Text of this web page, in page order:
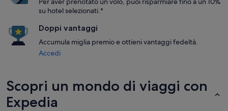
su hotel selezionati.*
Doppi vantaggi
Accumula miglia premio e ottieni vantaggi fedeltà.
Accedi
Scopri un mondo di viaggi con
Expedia